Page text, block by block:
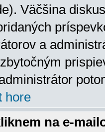
Väčšina
a
hore
na e-